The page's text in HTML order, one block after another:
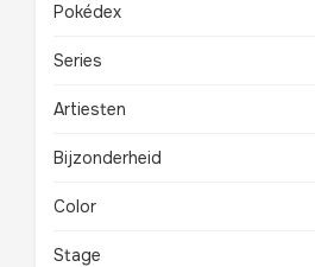
Pokédex
Series
Artiesten
Bijzonderheid
Color
Stage